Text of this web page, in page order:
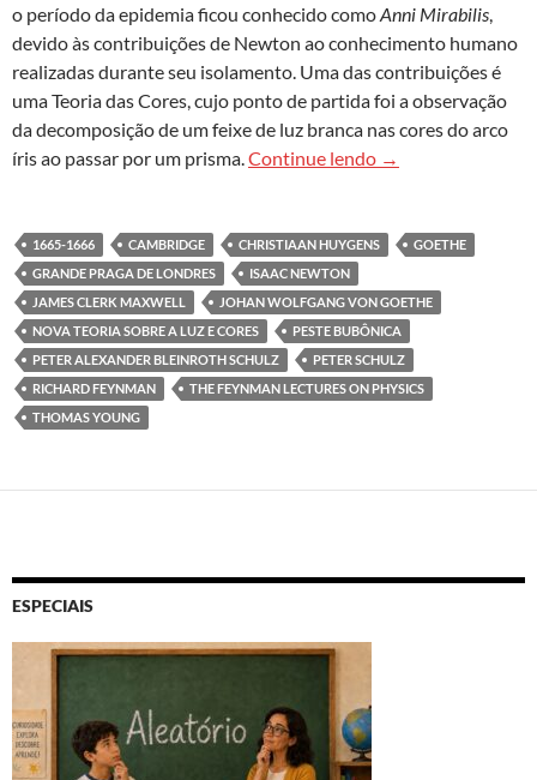
o período da epidemia ficou conhecido comoAnni Mirabilis,
devido às contribuições de Newton ao conhecimento humano
realizadas durante seu isolamento. Uma das contribuições é
uma Teoria das Cores, cujo ponto de partida foi a observação
da decomposição de um feixe de luz branca nas cores do arco
íris ao passar por um prisma.Continue lendo As cores ao longo
→
1665-1666 CAMBRIDGE CHRISTIAAN HUYGENS
GOETHE
GRANDE PRAGA DE LONDRES
ISAAC NEWTON
JAMES CLERK MAXWELL
JOHAN WOLFGANG VON GOETHE
NOVA TEORIA SOBRE A LUZ E CORES
PESTE BUBÔNICA
PETER ALEXANDER BLEINROTH SCHULZ
PETER SCHULZ
RICHARD FEYNMAN
THE FEYNMAN LECTURES ON PHYSICS
THOMAS YOUNG
ESPECIAIS